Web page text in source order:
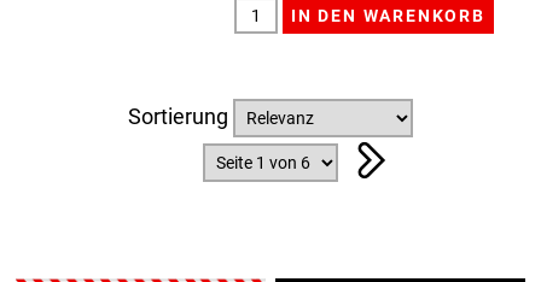
Sortierung